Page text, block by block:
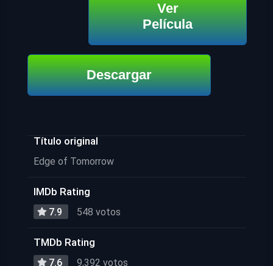
Ver
Película
Descargar
Título original
Edge of Tomorrow
IMDb Rating
7.9 548 votos
TMDb Rating
7.6 9,392 votos